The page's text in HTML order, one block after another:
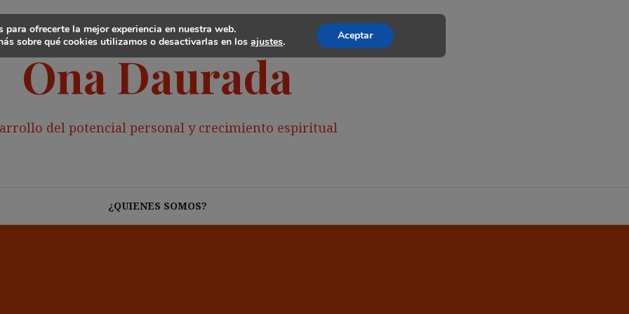
Ona Daurada
del potencial personal y crecimiento espiritual
¿QUIENES SOMOS?
para ofrecerte la mejor experiencia en nuestra web.
sobre qué cookies utilizamos o desactivarlas en losajustes. Aceptar